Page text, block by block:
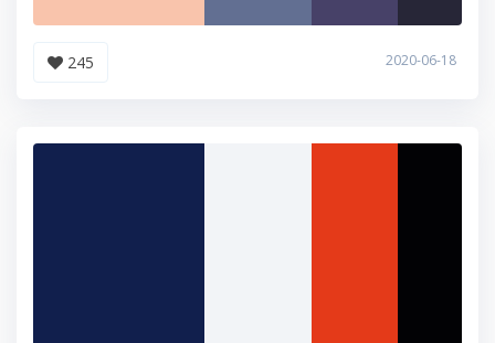
245 2020-06-18